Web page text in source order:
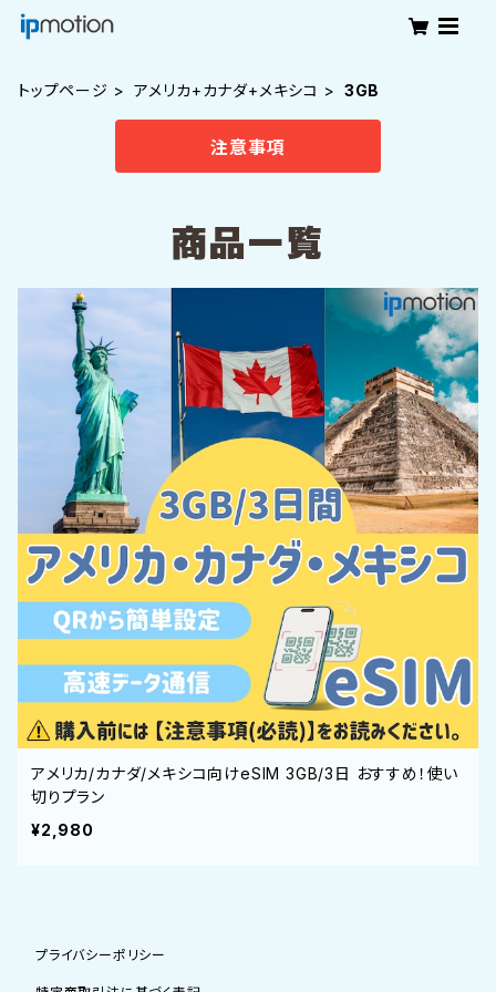
トップページ アメリカ+カナダ+メキシコ 3GB
注意事項
商品一覧
アメリカ/カナダ/メキシコ向けeSIM 3GB/3日 おすすめ！使い
切りプラン
¥2,980
プライバシーポリシー